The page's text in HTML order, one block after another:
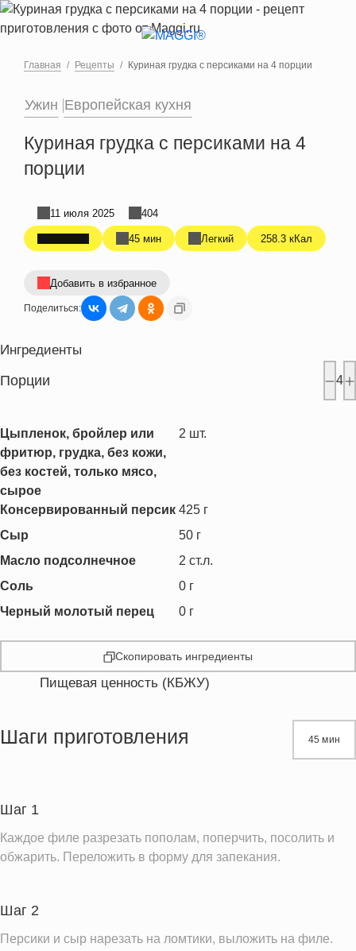
Перейти к основному содержанию
Главная Рецепты Куриная грудка с персиками на 4 порции
Ужин Европейская кухня
Куриная грудка с персиками на 4
порции
45 мин Легкий 258.3 кКал
11 июля 2025 404
Добавить в избранное
Поделиться:
Ингредиенты
Порции 4
Цыпленок, бройлер или
фритюр, грудка, без кожи,
без костей, только мясо,
сырое
2 шт.
Консервированный персик 425 г
Сыр
50 г
Масло подсолнечное
2 ст.л.
Соль
0 г
Черный молотый перец
0 г
Скопировать ингредиенты
Пищевая ценность (КБЖУ)
Жиры
Пищевые волокна
Сахар
Холестерин
66.5 мг
Натрий
Магний
Шаги приготовления 45 мин
Шаг 1
Каждое филе разрезать пополам, поперчить, посолить и
обжарить. Переложить в форму для запекания.
Шаг 2
Персики и сыр нарезать на ломтики, выложить на филе.